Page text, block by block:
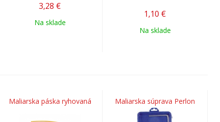
3,28 €
Na sklade
1,10 €
Na sklade
Maliarska páska ryhovaná Maliarska súprava Perlon